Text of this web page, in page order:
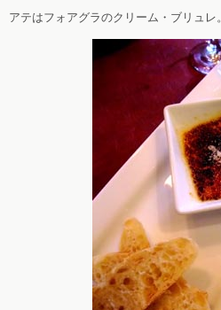
アテはフォアグラのクリーム・ブリュレ。